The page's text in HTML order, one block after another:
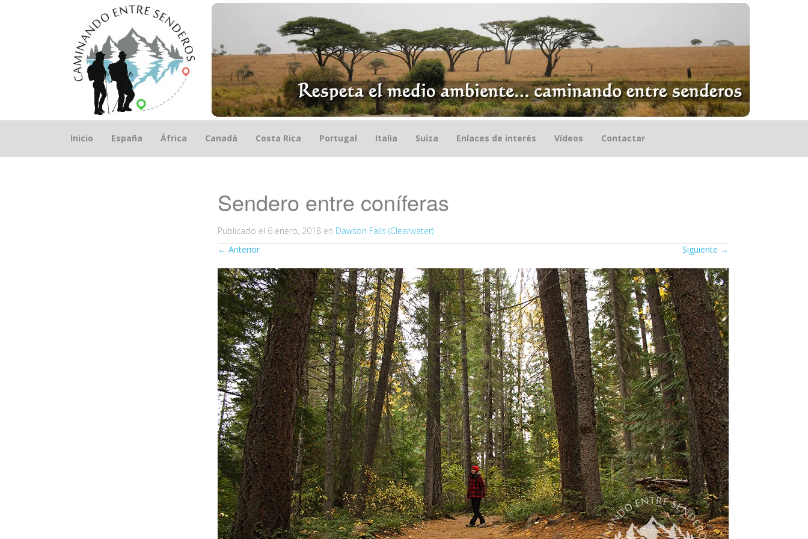
Saltar
Inicio España África Canadá Costa Rica Portugal Italia Suiza Enlaces de interés Vídeos Contactar
Sendero entre coníferas
Publicado el 6 enero, 2018 en Dawson Falls (Clearwater)
← Anterior Siguiente →